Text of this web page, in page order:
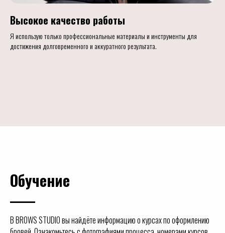
Высокое качество работы
Я использую только профессиональные материалы и инструменты для
достижения долговременного и аккуратного результата.
Обучение
В BROWS STUDIO вы найдёте информацию о курсах по оформлению